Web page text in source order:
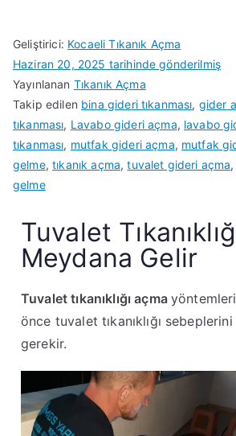
Geliştirici: Kocaeli Tıkanık Açma
Haziran 20, 2025 tarihinde gönderilmiş
Yayınlanan Tıkanık Açma
Takip edilen bina gideri tıkanması, gider
tıkanması, Lavabo gideri açma, lavabo
tıkanması, mutfak gideri açma, mutfak
gelme,tıkanık açma,tuvalet gideri açma,
gelme
Tuvalet
Meydana Gelir
Tuvalet tıkanıklığı açma
önce tuvalet tıkanıklığı
gerekir.